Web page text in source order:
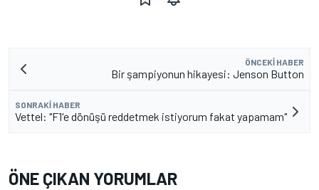
ÖNCEKI HABER
Bir şampiyonun hikayesi: Jenson Button
SONRAKI HABER
Vettel: "F1'e dönüşü reddetmek istiyorum fakat yapamam"
ÖNE ÇIKAN YORUMLAR